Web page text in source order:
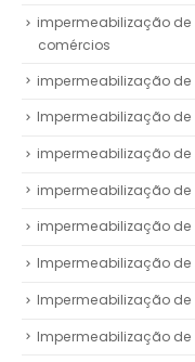
impermeabilização
comércios
impermeabilização
Impermeabilização
impermeabilização de
impermeabilização
impermeabilização
Impermeabilização
Impermeabilização
Impermeabilização de